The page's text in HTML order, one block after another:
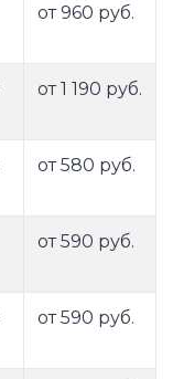
от 960 руб.
от 1 190 руб.
от 580 руб.
от 590 руб.
от 590 руб.